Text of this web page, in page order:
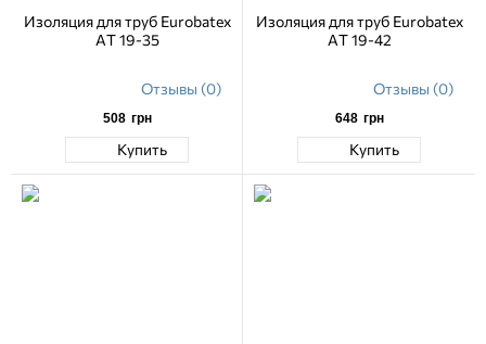
Изоляция для труб Eurobatex
AT 19-35
Отзывы (0)
508 грн
Купить
Изоляция для труб Eurobatex
AT 19-42
Отзывы (0)
648 грн
Купить